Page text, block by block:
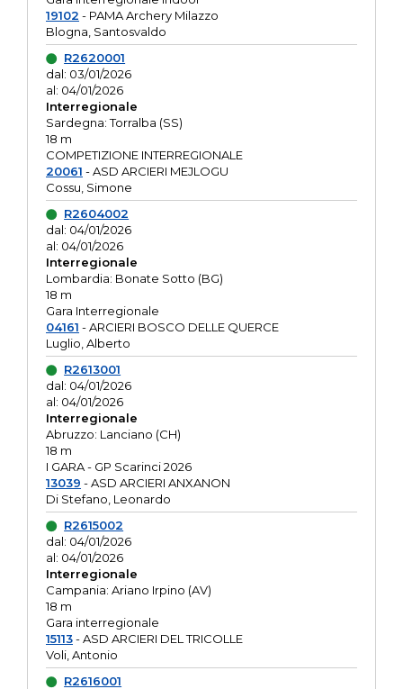
19102 - PAMA Archery Milazzo
Blogna, Santosvaldo
R2620001
dal: 03/01/2026
al: 04/01/2026
Interregionale
Sardegna: Torralba (SS)
18 m
COMPETIZIONE INTERREGIONALE
20061 - ASD ARCIERI MEJLOGU
Cossu, Simone
R2604002
dal: 04/01/2026
al: 04/01/2026
Interregionale
Lombardia: Bonate Sotto (BG)
18 m
Gara Interregionale
04161 - ARCIERI BOSCO DELLE QUERCE
Luglio, Alberto
R2613001
dal: 04/01/2026
al: 04/01/2026
Interregionale
Abruzzo: Lanciano (CH)
18 m
I GARA - GP Scarinci 2026
13039 - ASD ARCIERI ANXANON
Di Stefano, Leonardo
R2615002
dal: 04/01/2026
al: 04/01/2026
Interregionale
Campania: Ariano Irpino (AV)
18 m
Gara interregionale
15113- ASD ARCIERI DEL TRICOLLE
Voli, Antonio
R2616001